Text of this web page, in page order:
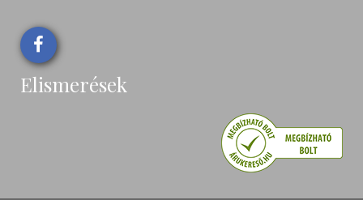
Elismerések